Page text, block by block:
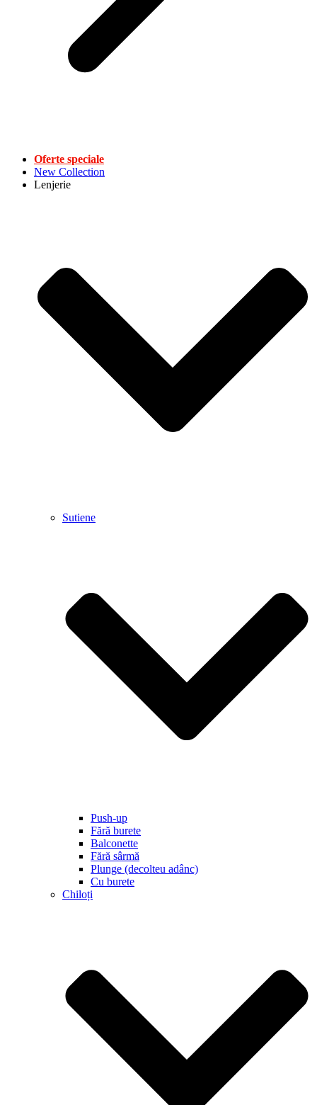
Oferte speciale
New Collection
Lenjerie
Sutiene
Push-up
Fără burete
Balconette
Fără sârmă
Plunge (decolteu adânc)
Cu burete
Chiloți